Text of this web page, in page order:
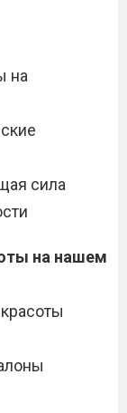
на
сила
на нашем